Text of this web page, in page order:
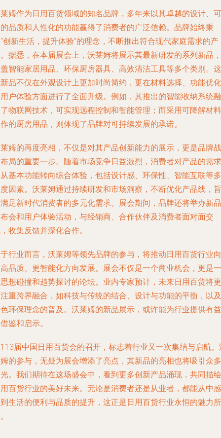
姆作为日用百货领域的知名品牌，多年来以其卓越的设计、可
品质和人性化的功能赢得了消费者的广泛信赖。品牌始终秉
创新生活，提升体验”的理念，不断推出符合现代家庭需求的产
据悉，在本届展会上，沃莱姆将展示其最新研发的系列新品，
智能家居用品、环保厨房器具、高效清洁工具等多个类别。这
品不仅在外观设计上更加时尚简约，更在材料选择、功能优化
户体验方面进行了全面升级。例如，其推出的智能收纳系统融
物联网技术，可实现远程控制和智能管理；而采用可降解材料
的厨房用品，则体现了品牌对可持续发展的承诺。
姆的再度亮相，不仅是对其产品创新能力的展示，更是品牌战
局的重要一步。随着市场竞争日益激烈，消费者对产品的需求
基本功能转向综合体验，包括设计感、环保性、智能互联等多
因素。沃莱姆通过持续研发和市场洞察，不断优化产品线，旨
足新时代消费者的多元化需求。展会期间，品牌还将举办新品
会和用户体验活动，与经销商、合作伙伴及消费者面对面交
收集反馈并深化合作。
行业而言，沃莱姆等领先品牌的参与，将推动日用百货行业向
品质、更智能化方向发展。展会不仅是一个商业机会，更是一
想碰撞和趋势探讨的论坛。业内专家预计，未来日用百货将更
重跨界融合，如科技与传统的结合、设计与功能的平衡，以及
环保理念的普及。沃莱姆的新品展示，或许能为行业提供有益
鉴和启示。
届中国日用百货会的召开，标志着行业又一次集结与启航。
的参与，无疑为展会增添了亮点，其新品的亮相也将吸引众多
。我们期待在这场盛会中，看到更多创新产品涌现，共同描绘
百货行业的美好未来。无论是消费者还是从业者，都能从中感
生活的便利与品质的提升，这正是日用百货行业永恒的魅力所